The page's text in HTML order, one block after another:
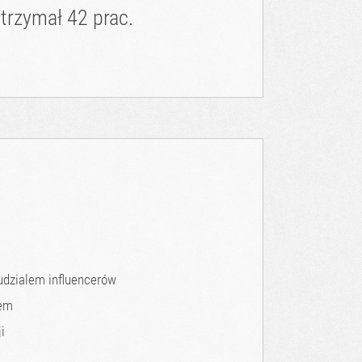
42 prac.
influencerów